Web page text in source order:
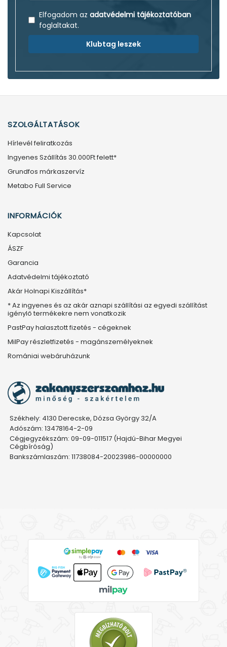
Elfogadom az adatvédelmi tájékoztatóban
foglaltakat.
Klubtag leszek
SZOLGÁLTATÁSOK
Hírlevél feliratkozás
Ingyenes Szállítás 30.000Ft felett*
Grundfos márkaszervíz
Metabo Full Service
INFORMÁCIÓK
Kapcsolat
ÁSZF
Garancia
Adatvédelmi tájékoztató
Akár Holnapi Kiszállítás*
* Az ingyenes és az akár aznapi szállítási az egyedi szállítást
igénylő termékekre nem vonatkozik
PastPay halasztott fizetés - cégeknek
MilPay részletfizetés - magánszemélyeknek
Romániai webáruházunk
Székhely: 4130 Derecske, Dózsa György 32/A
Adószám: 13478164-2-09
Cégjegyzékszám: 09-09-011517 (Hajdú-Bihar Megyei
Cégbíróság)
Bankszámlaszám: 11738084-20023986-00000000